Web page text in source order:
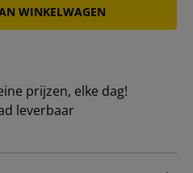
WINKELWAGEN
prijzen, elke dag!
leverbaar